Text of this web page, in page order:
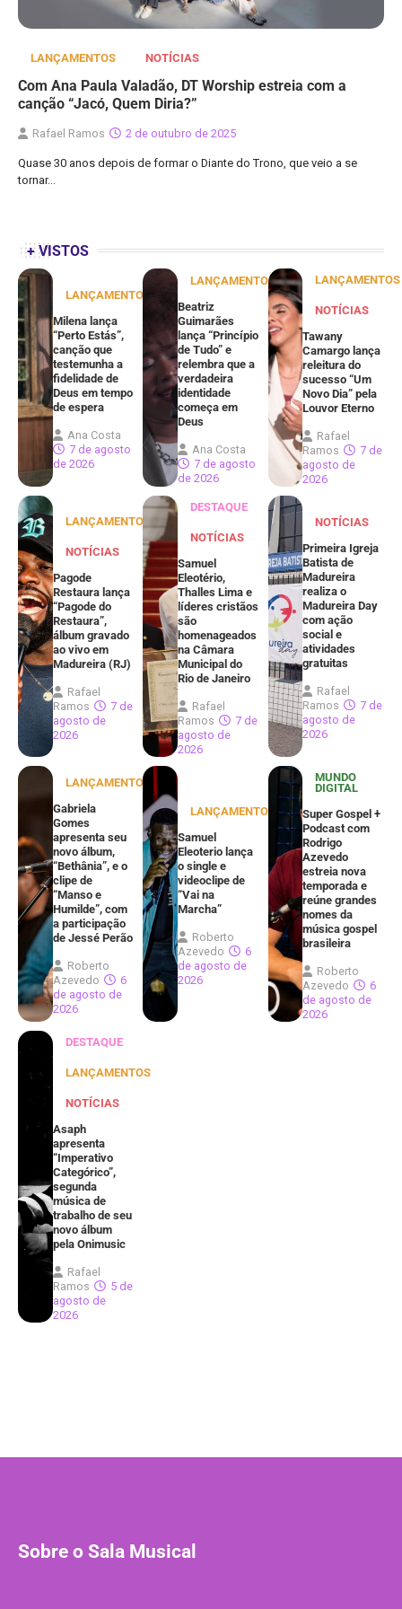
LANÇAMENTOS NOTÍCIAS
Com Ana Paula Valadão, DT Worship estreia com a
canção “Jacó, Quem Diria?”
Rafael Ramos 2 de outubro de 2025
Quase 30 anos depois de formar o Diante do Trono, que veio a se
tornar…
+ VISTOS
LANÇAMENTOS
Milena lança
“Perto Estás”,
canção que
testemunha a
fidelidade de
Deus em tempo
de espera
Ana Costa
7 de agosto
de 2026
LANÇAMENTOS
Beatriz
Guimarães
lança “Princípio
de Tudo” e
relembra que a
verdadeira
identidade
começa em
Deus
Ana Costa
7 de agosto
de 2026
LANÇAMENTOS
NOTÍCIAS
Tawany
Camargo lança
releitura do
sucesso “Um
Novo Dia” pela
Louvor Eterno
Rafael
Ramos
7 de
agosto de
2026
LANÇAMENTOS
NOTÍCIAS
Pagode
Restaura lança
“Pagode do
Restaura”,
álbum gravado
ao vivo em
Madureira (RJ)
Rafael
Ramos
7 de
agosto de
2026
DESTAQUE
NOTÍCIAS
Samuel
Eleotério,
Thalles Lima e
líderes cristãos
são
homenageados
na Câmara
Municipal do
Rio de Janeiro
Rafael
Ramos
7 de
agosto de
2026
NOTÍCIAS
Primeira Igreja
Batista de
Madureira
realiza o
Madureira Day
com ação
social e
atividades
gratuitas
Rafael
Ramos
7 de
agosto de
2026
LANÇAMENTOS
Gabriela
Gomes
apresenta seu
novo álbum,
“Bethânia”, e o
clipe de
“Manso e
Humilde”, com
a participação
de Jessé Perão
Roberto
Azevedo
6
de agosto de
2026
LANÇAMENTOS
Samuel
Eleoterio lança
o single e
videoclipe de
“Vai na
Marcha”
Roberto
Azevedo
6
de agosto de
2026
MUNDO
DIGITAL
Super Gospel +
Podcast com
Rodrigo
Azevedo
estreia nova
temporada e
reúne grandes
nomes da
música gospel
brasileira
Roberto
Azevedo
6
de agosto de
2026
DESTAQUE
LANÇAMENTOS
NOTÍCIAS
Asaph
apresenta
“Imperativo
Categórico”,
segunda
música de
trabalho de seu
novo álbum
pela Onimusic
Rafael
Ramos
5 de
agosto de
2026
Sobre o Sala Musical